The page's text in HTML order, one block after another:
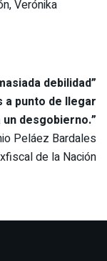
Verónika
debilidad”
a punto de llegar
un desgobierno.”
Peláez Bardales
de la Nación